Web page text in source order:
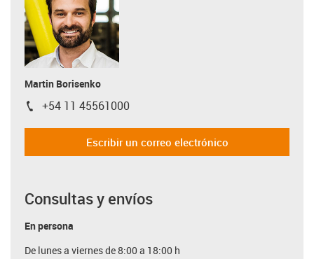
Martin Borisenko
igus-icon-phone
+54 11 45561000
Escribir un correo electrónico
Consultas y envíos
En persona
De lunes a viernes de 8:00 a 18:00 h